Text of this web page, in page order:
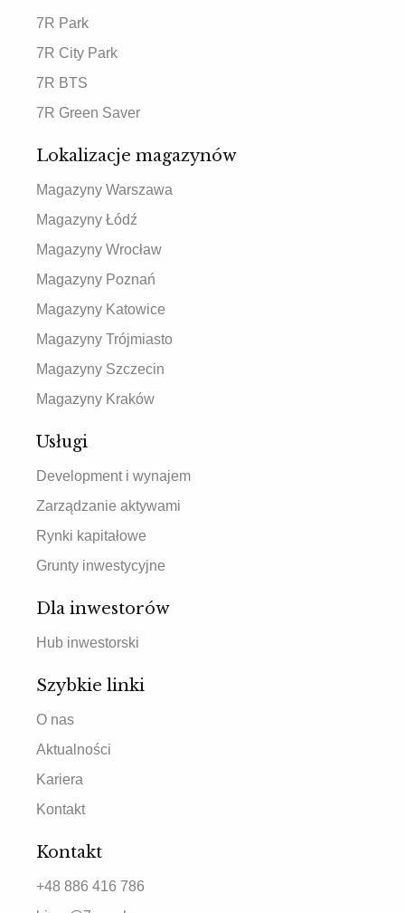
7R Park
7R City Park
7R BTS
7R Green Saver
Lokalizacje magazynów
Magazyny Warszawa
Magazyny Łódź
Magazyny Wrocław
Magazyny Poznań
Magazyny Katowice
Magazyny Trójmiasto
Magazyny Szczecin
Magazyny Kraków
Usługi
Development i wynajem
Zarządzanie aktywami
Rynki kapitałowe
Grunty inwestycyjne
Dla inwestorów
Hub inwestorski
Szybkie linki
O nas
Aktualności
Kariera
Kontakt
Kontakt
+48 886 416 786